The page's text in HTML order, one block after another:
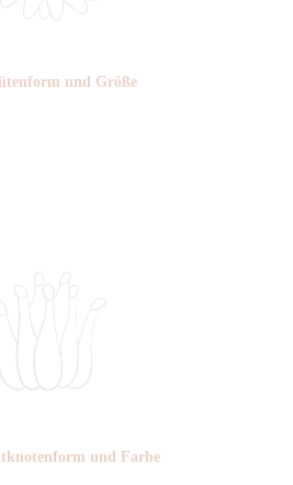
und Größe
und Farbe